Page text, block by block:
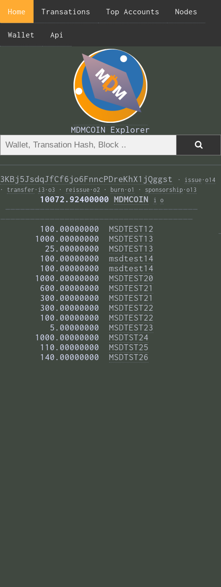
Home Transations Top Accounts Nodes
Wallet Api
MDMCOIN Explorer
3KBj5JsdqJfCf6jo6FnncPDreKhX1jQggst · issue · o14
· transfer · i3 · o3 · reissue · o2 · burn · o1 · sponsorship · o13
        10072.92400000
MDMCOIN i o
———————————————————————————————————————
———————————————————————————————————————
        100.00000000
MSDTEST12
       1000.00000000
MSDTEST13
         25.00000000
MSDTEST13
        100.00000000
msdtest14
        100.00000000
msdtest14
       1000.00000000
MSDTEST20
        600.00000000
MSDTEST21
        300.00000000
MSDTEST21
        300.00000000
MSDTEST22
        100.00000000
MSDTEST22
          5.00000000
MSDTEST23
       1000.00000000
MSDTST24
        110.00000000
MSDTST25
        140.00000000
MSDTST26